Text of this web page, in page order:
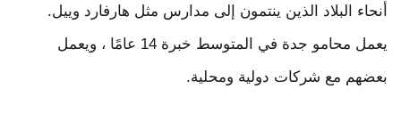
أنحاء البلاد الذين ينتمون إلى مدارس مثل هارفارد وييل.
يعمل محامو جدة في المتوسط ​​خبرة 14 عامًا ، ويعمل
بعضهم مع شركات دولية ومحلية.